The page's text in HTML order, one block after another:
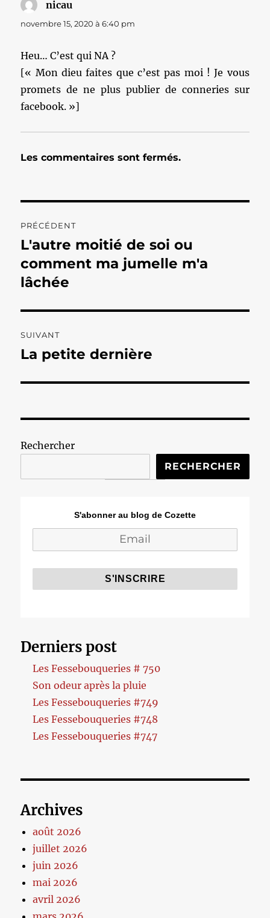
nicau
novembre 15, 2020 à 6:40 pm
Heu… C’est qui NA ?
[« Mon dieu faites que c’est pas moi ! Je vous
promets de ne plus publier de conneries sur
facebook. »]
Les commentaires sont fermés.
de
l’article
PRÉCÉDENT
Publication
précédente :
L'autre moitié de soi ou
comment ma jumelle m'a
lâchée
SUIVANT
Publication
La petite dernière
Rechercher
RECHERCHER
S'abonner au blog de Cozette
Derniers post
Les Fessebouqueries # 750
Son odeur après la pluie
Les Fessebouqueries #749
Les Fessebouqueries #748
Les Fessebouqueries #747
Archives
août 2026
juillet 2026
juin 2026
mai 2026
avril 2026